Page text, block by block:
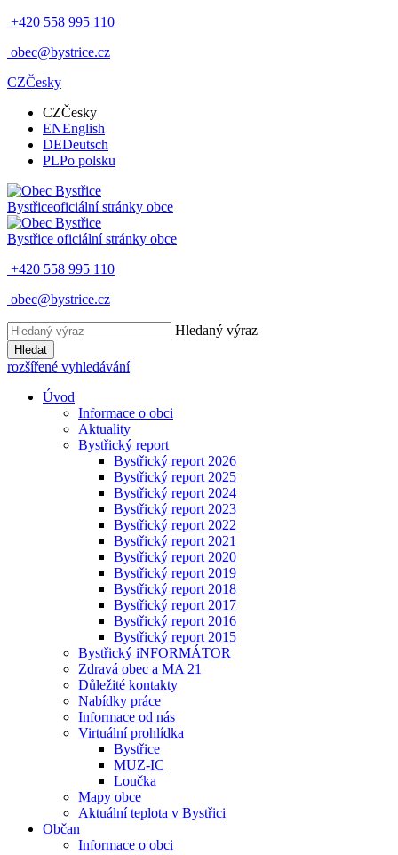
+420 558 995 110
obec@bystrice.cz
CZČesky
CZČesky
ENEnglish
DEDeutsch
PLPo polsku
Bystřiceoficiální stránky obce
Bystřice oficiální stránky obce
+420 558 995 110
obec@bystrice.cz
Hledaný výraz
Hledat
rozšířené vyhledávání
Úvod
Informace o obci
Aktuality
Bystřický report
Bystřický report 2026
Bystřický report 2025
Bystřický report 2024
Bystřický report 2023
Bystřický report 2022
Bystřický report 2021
Bystřický report 2020
Bystřický report 2019
Bystřický report 2018
Bystřický report 2017
Bystřický report 2016
Bystřický report 2015
Bystřický iNFORMÁTOR
Zdravá obec a MA 21
Důležité kontakty
Nabídky práce
Informace od nás
Virtuální prohlídka
Bystřice
MUZ-IC
Loučka
Mapy obce
Aktuální teplota v Bystřici
Občan
Informace o obci